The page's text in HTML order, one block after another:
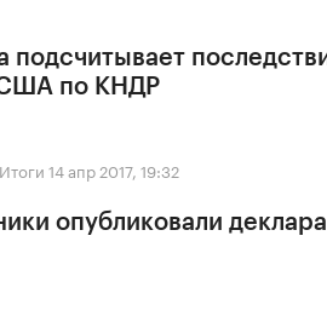
подсчитывает
по КНДР
14 апр 2017, 19:32
опубликовали